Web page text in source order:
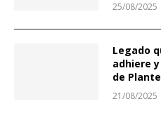
25/08/2025
Legado
adhiere
de
21/08/2025